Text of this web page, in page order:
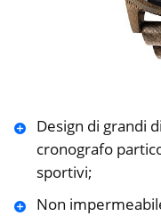
Design di grandi
cronografo
sportivi;
Non